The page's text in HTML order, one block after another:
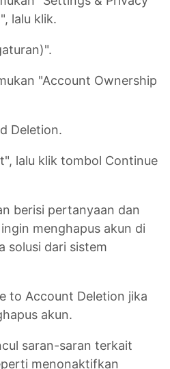
lalu klik.
"Account Ownership
Deletion.
lalu klik tombol Continue
berisi pertanyaan dan
menghapus akun di
solusi dari sistem
to Account Deletion jika
akun.
saran-saran terkait
menonaktifkan